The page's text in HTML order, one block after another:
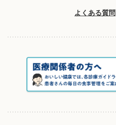
よくある質問